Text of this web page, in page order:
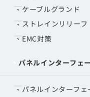
ケーブルグランド
ストレインリリーフ
EMC対策
パネルインターフェ
パネルインターフェ